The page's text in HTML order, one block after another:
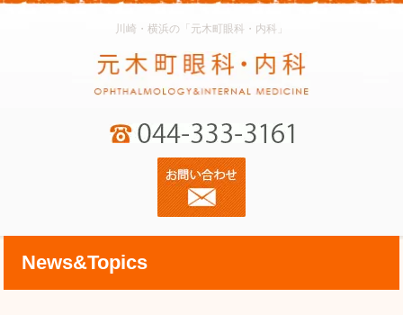
川崎・横浜の「元木町眼科・内科」
News&Topics